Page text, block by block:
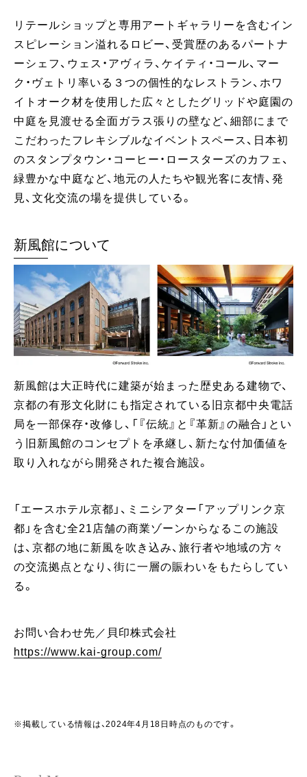
リテールショップと専用アートギャラリーを含むイン
スピレーション溢れるロビー、受賞歴のあるパートナ
ーシェフ、ウェス・アヴィラ、ケイティ・コール、マー
ク・ヴェトリ率いる３つの個性的なレストラン、ホワ
イトオーク材を使用した広々としたグリッドや庭園の
中庭を見渡せる全面ガラス張りの壁など、細部にまで
こだわったフレキシブルなイベントスペース、日本初
のスタンプタウン・コーヒー・ロースターズのカフェ、
緑豊かな中庭など、地元の人たちや観光客に友情、発
見、文化交流の場を提供している。
新風館について
新風館は大正時代に建築が始まった歴史ある建物で、
京都の有形文化財にも指定されている旧京都中央電話
局を一部保存・改修し、「『伝統』と『革新』の融合」とい
う旧新風館のコンセプトを承継し、新たな付加価値を
取り入れながら開発された複合施設。
「エースホテル京都」、ミニシアター「アップリンク京
都」を含む全21店舗の商業ゾーンからなるこの施設
は、京都の地に新風を吹き込み、旅行者や地域の方々
の交流拠点となり、街に一層の賑わいをもたらしてい
る。
お問い合わせ先／貝印株式会社
https://www.kai-group.com/
※掲載している情報は、2024年4月18日時点のものです。